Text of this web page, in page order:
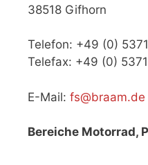
38518 Gifhorn
Telefon: +49 (0)
Telefax: +49 (0)
E-Mail: fs@braam.de
Bereiche Motorrad,